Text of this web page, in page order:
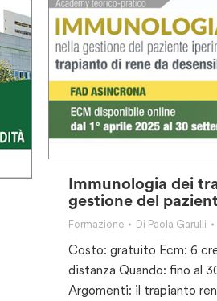
Immunologia dei
gestione del
Formazione Di Paola Garulli
Costo: gratuito Ecm: 6
distanza Quando: fino al
Argomenti: il trapianto